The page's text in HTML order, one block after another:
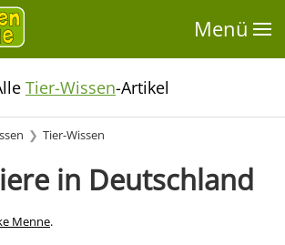
Menü
Tier-Wissen-Artikel
Tier-Wissen
in Deutschland
Menne.